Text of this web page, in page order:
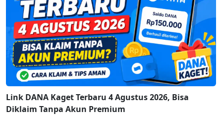
Link DANA Kaget Terbaru 4 Agustus 2026, Bisa
Diklaim Tanpa Akun Premium